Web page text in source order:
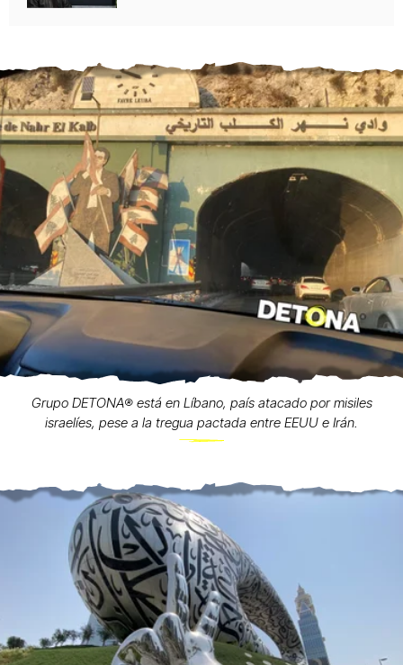
Grupo DETONA®️ está en Líbano, país atacado por misiles
israelíes, pese a la tregua pactada entre EEUU e Irán.